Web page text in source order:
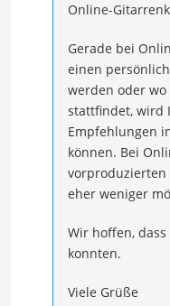
Online-
Gerade bei
einen
werden oder
stattfindet, wird
Empfehlungen
können. Bei
vorproduzierten
eher weniger
Wir hoffen,
konnten.
Viele Grüße